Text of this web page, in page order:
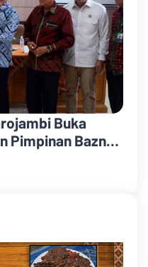
Buka
Pimpinan Baznas